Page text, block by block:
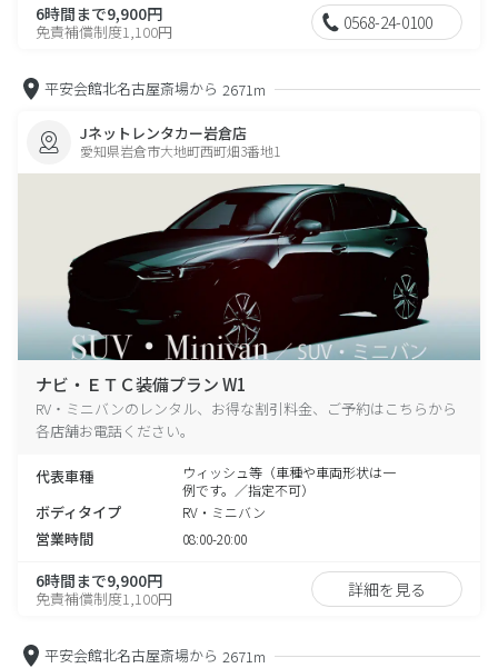
6時間まで9,900円
免責補償制度1,100円 0568-24-0100
平安会館北名古屋斎場から 2671m
Jネットレンタカー岩倉店
愛知県岩倉市大地町西町畑3番地1
ナビ・ＥＴＣ装備プラン W1
RV・ミニバンのレンタル、お得な割引料金、ご予約はこちらから
各店舗お電話ください。
代表車種
ウィッシュ等（車種や車両形状は一
例です。／指定不可）
ボディタイプ RV・ミニバン
営業時間 08:00-20:00
6時間まで9,900円
免責補償制度1,100円 詳細を見る
平安会館北名古屋斎場から 2671m